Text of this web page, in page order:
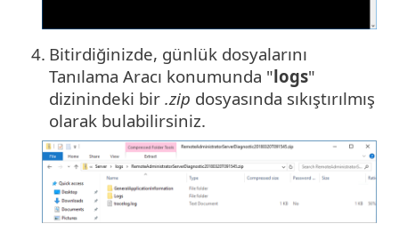
4. Bitirdiğinizde, günlük dosyalarını
Tanılama Aracı konumunda "logs"
dizinindeki bir .zip dosyasında sıkıştırılmış
olarak bulabilirsiniz.